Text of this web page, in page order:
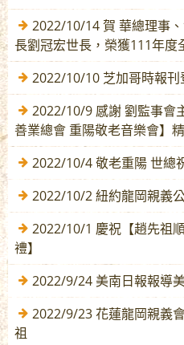
2022/10/14 賀 華總理事
長劉冠宏世長，榮獲111年度
2022/10/10 芝加哥時報
2022/10/9 感謝 劉監事會
善業總會 重陽敬老音樂會】
2022/10/4 敬老重陽 世總
2022/10/2 紐約龍岡親義
2022/10/1 慶祝【趙先祖
禮】
2022/9/24 美南日報報導
2022/9/23 花蓮龍岡親義
祖